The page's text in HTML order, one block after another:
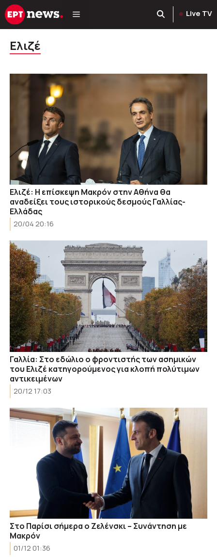
Μετάβαση
σε
Live TV
Ελιζέ
Ελιζέ: Η επίσκεψη Μακρόν στην Αθήνα θα
αναδείξει τους ιστορικούς δεσμούς Γαλλίας-
Ελλάδας
20/04 20:16
Γαλλία: Στο εδώλιο ο φροντιστής των ασημικών
του Ελιζέ κατηγορούμενος για κλοπή πολύτιμων
αντικειμένων
20/12 17:03
Στο Παρίσι σήμερα ο Ζελένσκι – Συνάντηση με
Μακρόν
01/12 01:36